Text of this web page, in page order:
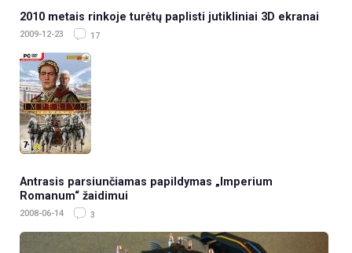
2010 metais rinkoje turėtų paplisti jutikliniai 3D ekranai
2009-12-23 17
Antrasis parsiunčiamas papildymas „Imperium
Romanum“ žaidimui
2008-06-14 3